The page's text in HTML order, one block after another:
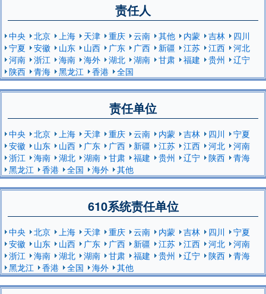
责任人
中央 北京 上海 天津 重庆 云南 其他 内蒙 吉林
四川
宁夏
安徽 山东 山西 广东 广西 新疆 江苏 江西
河北
河南
浙江 海南 海外 湖北 湖南 甘肃 福建 贵州
辽宁
陕西
青海 黑龙江 香港 全国
责任单位
中央 北京 上海 天津 重庆 云南 内蒙 吉林 四川
宁夏
安徽
山东 山西 广东 广西 新疆 江苏 江西 河北
河南
浙江
海南 湖北 湖南 甘肃 福建 贵州 辽宁 陕西
青海
黑龙江
香港 全国 海外 其他
610系统责任单位
中央 北京 上海 天津 重庆 云南 内蒙 吉林 四川
宁夏
安徽
山东 山西 广东 广西 新疆 江苏 江西 河北
河南
浙江
海南 湖北 湖南 甘肃 福建 贵州 辽宁 陕西
青海
黑龙江
香港 全国 海外 其他